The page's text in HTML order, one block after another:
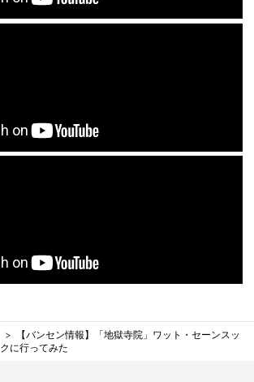
【バンセン情報】「地獄寺院」ワット・セーンスッ
クに行ってみた